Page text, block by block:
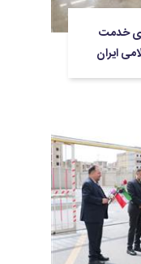
خدمت
ایران
ای